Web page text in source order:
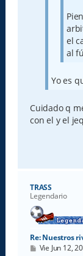
el
al
Yo es
Cuidado q
con el y el
TRASS
Legendario
Re: Nuestros
M
Vie Jun 12,